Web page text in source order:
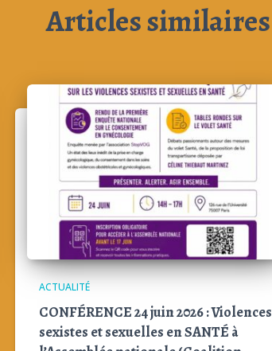
Articles similaires
ACTUALITÉ
CONFÉRENCE 24 juin 2026 : Violences
sexistes et sexuelles en SANTÉ à